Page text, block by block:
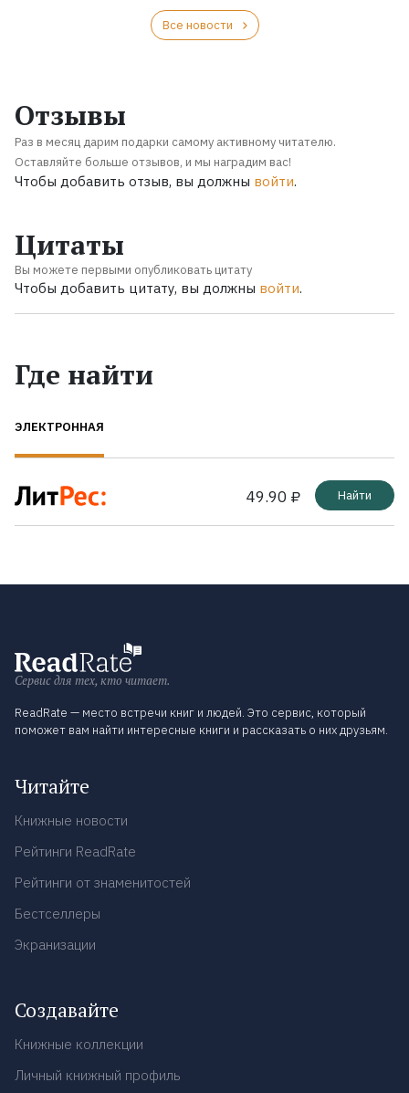
Все новости
Отзывы
Раз в месяц дарим подарки самому активному читателю.
Оставляйте больше отзывов, и мы наградим вас!
Чтобы добавить отзыв, вы должны войти.
Цитаты
Вы можете первыми опубликовать цитату
Чтобы добавить цитату, вы должны войти.
Где найти
ЭЛЕКТРОННАЯ
49.90 ₽ Найти
Сервис для тех, кто читает.
ReadRate — место встречи книг и людей. Это сервис, который
поможет вам найти интересные книги и рассказать о них друзьям.
Читайте
Книжные новости
Рейтинги ReadRate
Рейтинги от знаменитостей
Бестселлеры
Экранизации
Создавайте
Книжные коллекции
Личный книжный профиль